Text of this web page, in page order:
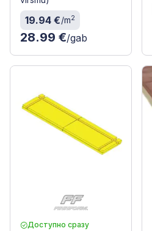
19.94 €/m2
28.99 €/gab
Доступно сразу